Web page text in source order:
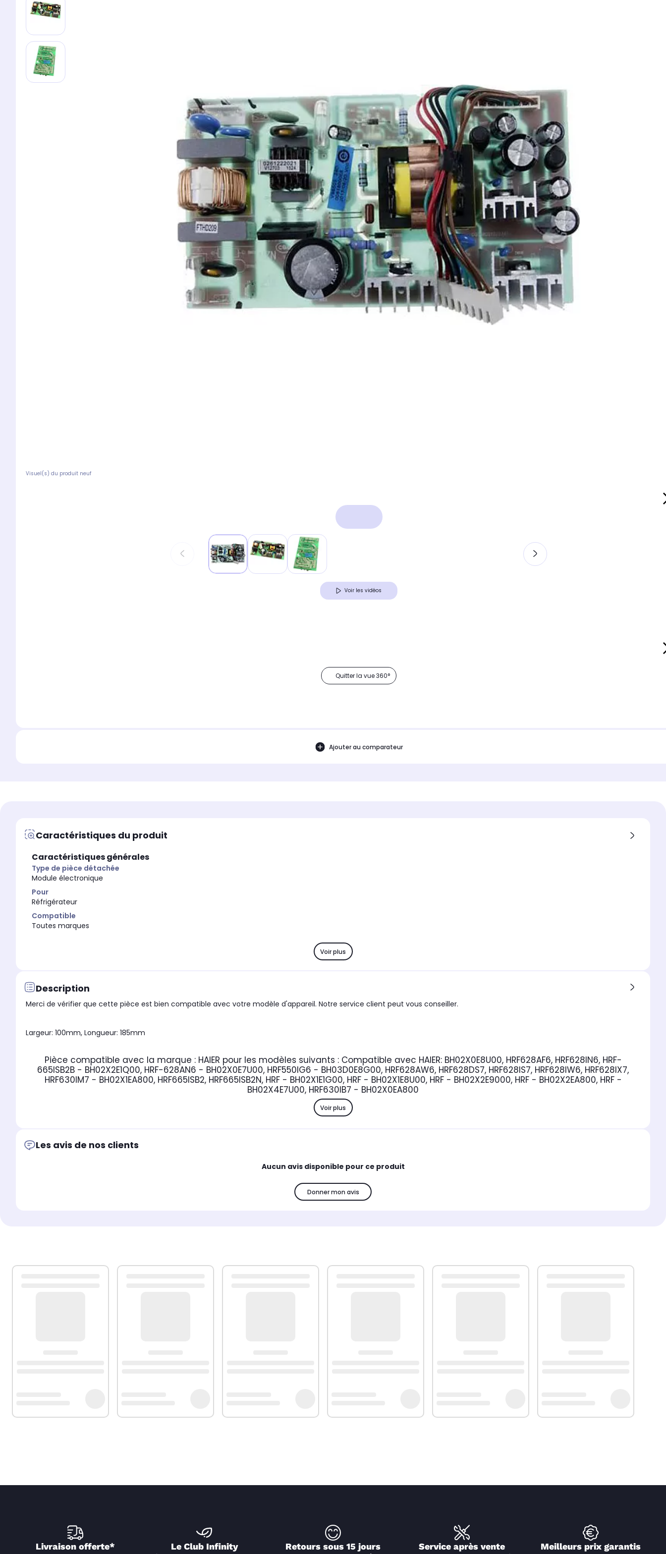
Visuel(s) du produit neuf
Voir les vidéos
Quitter la vue 360°
Ajouter au comparateur
Caractéristiques du produit
Caractéristiques générales
Type de pièce détachée
Module électronique
Pour
Réfrigérateur
Compatible
Toutes marques
Voir plus
Description
Merci de vérifier que cette pièce est bien compatible avec votre modèle d'appareil. Notre service client peut vous conseiller.
Largeur: 100mm, Longueur: 185mm
Pièce compatible avec la marque : HAIER pour les modèles suivants : Compatible avec HAIER: BH02X0E8U00, HRF628AF6, HRF628IN6, HRF-
665ISB2B - BH02X2E1Q00, HRF-628AN6 - BH02X0E7U00, HRF550IG6 - BH03D0E8G00, HRF628AW6, HRF628DS7, HRF628IS7, HRF628IW6, HRF628IX7,
HRF630IM7 - BH02X1EA800, HRF665ISB2, HRF665ISB2N, HRF - BH02X1E1G00, HRF - BH02X1E8U00, HRF - BH02X2E9000, HRF - BH02X2EA800, HRF -
BH02X4E7U00, HRF630IB7 - BH02X0EA800
Voir plus
Les avis de nos clients
Aucun avis disponible pour ce produit
Donner mon avis
Livraison offerte* Le Club Infinity Retours sous 15 jours Service après vente Meilleurs prix garantis